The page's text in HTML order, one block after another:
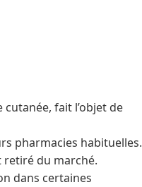
fait l’objet de
pharmacies habituelles.
retiré du marché.
dans certaines